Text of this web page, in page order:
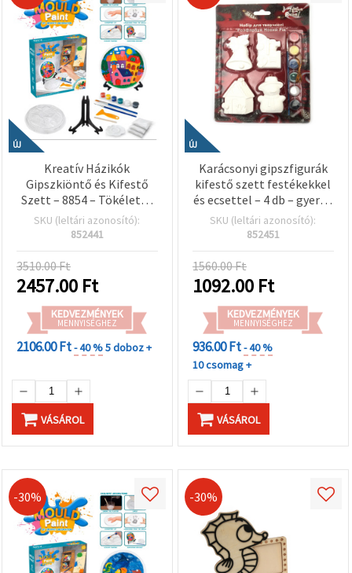
ÚJ
Kreatív Házikók
Gipszkiöntő és Kifestő
Szett – 8854 – Tökéletes
gyerek kézműves
foglalkozásokhoz és
SKU (leltári azonosító):
852441
3510.00 Ft
2457.00 Ft
KEDVEZMÉNYEK
MENNYISÉGHEZ
2106.00 Ft- 40 %5 doboz +
VÁSÁROL
ÚJ
Karácsonyi gipszfigurák
kifestő szett festékekkel
és ecsettel – 4 db – gyerek
kreatív hobby kézműves
alkotás és ünnepi DIY
SKU (leltári azonosító):
852451
1560.00 Ft
1092.00 Ft
KEDVEZMÉNYEK
MENNYISÉGHEZ
936.00 Ft- 40 %
10 csomag +
VÁSÁROL
-30% -30%